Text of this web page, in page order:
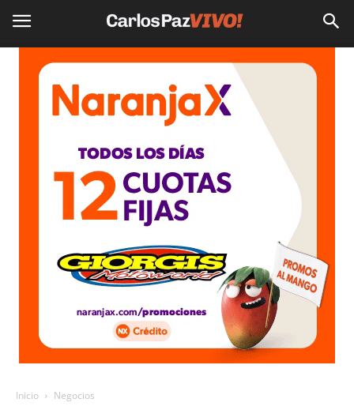
Inicio Negocios